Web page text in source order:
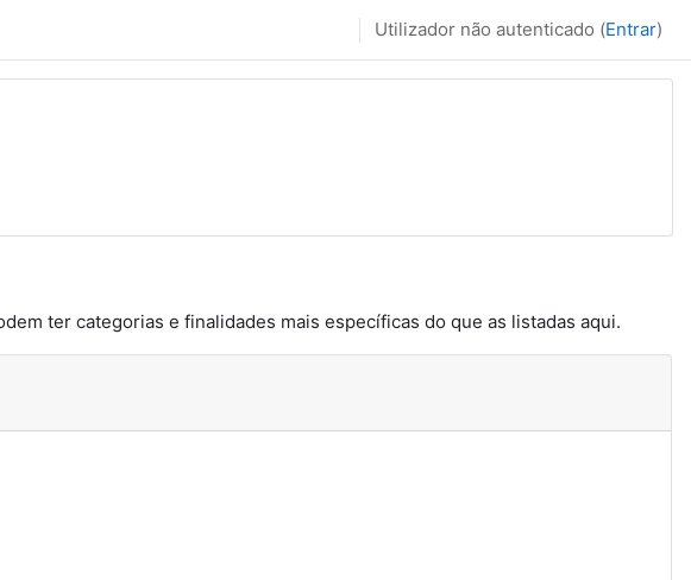
Utilizador não autenticado (Entrar)
ter categorias e finalidades mais específicas do que as listadas aqui.